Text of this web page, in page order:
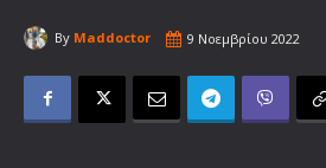
By Maddoctor 9 Νοεμβρίου 2022